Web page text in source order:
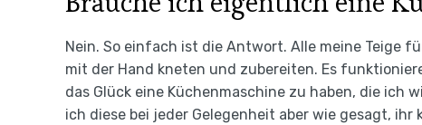
Nein. So einfach ist die Antwort. Alle meine Teige
mit der Hand kneten und zubereiten. Es
das Glück eine Küchenmaschine zu haben, die ich
ich diese bei jeder Gelegenheit aber wie gesagt,